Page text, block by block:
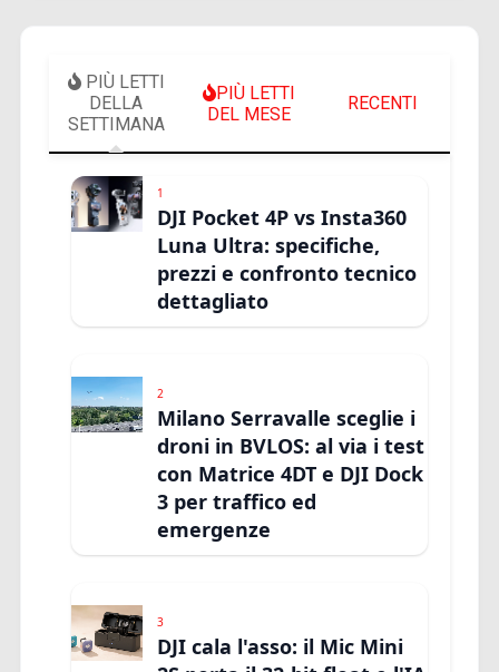
PIÙ LETTI
DELLA
SETTIMANA
PIÙ LETTI
DEL MESE
RECENTI
1
DJI Pocket 4P vs Insta360
Luna Ultra: specifiche,
prezzi e confronto tecnico
dettagliato
2
Milano Serravalle sceglie i
droni in BVLOS: al via i test
con Matrice 4DT e DJI Dock
3 per traffico ed
emergenze
3
DJI cala l'asso: il Mic Mini